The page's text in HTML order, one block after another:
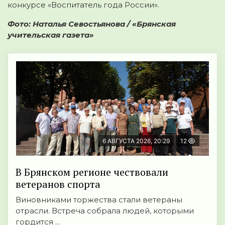
конкурсе «Воспитатель года России».
Фото: Наталья Севостьянова / «Брянская
учительская газета»
6 АВГУСТА 2026, 20:29 12
В Брянском регионе чествовали
ветеранов спорта
Виновниками торжества стали ветераны
отрасли. Встреча собрала людей, которыми
гордится ...